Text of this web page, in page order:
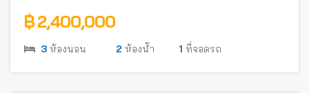
฿ 2,400,000
3 ห้องนอน 2 ห้องน้ำ 1 ที่จอดรถ